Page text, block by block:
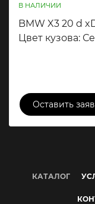
В НАЛИЧИИ
BMW X3 20 d
Цвет кузова:
Оставить
КАТАЛОГ